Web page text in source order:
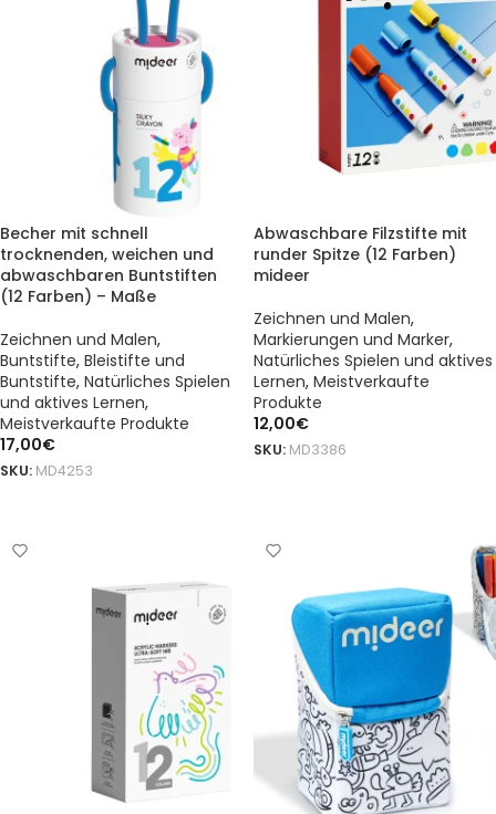
Becher mit schnell
trocknenden, weichen und
abwaschbaren Buntstiften
(12 Farben) – Maße
Zeichnen und Malen,
Buntstifte, Bleistifte und
Buntstifte, Natürliches Spielen
und aktives Lernen,
Meistverkaufte Produkte
17,00€
SKU: MD4253
Abwaschbare Filzstifte mit
runder Spitze (12 Farben)
mideer
Zeichnen und Malen,
Markierungen und Marker,
Natürliches Spielen und aktives
Lernen, Meistverkaufte
Produkte
12,00€
SKU: MD3386